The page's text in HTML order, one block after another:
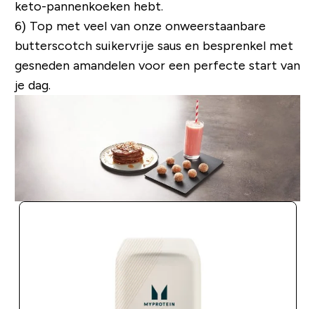
keto-pannenkoeken hebt.
6) Top met veel van onze onweerstaanbare
butterscotch suikervrije saus en besprenkel met
gesneden amandelen voor een perfecte start van
je dag.